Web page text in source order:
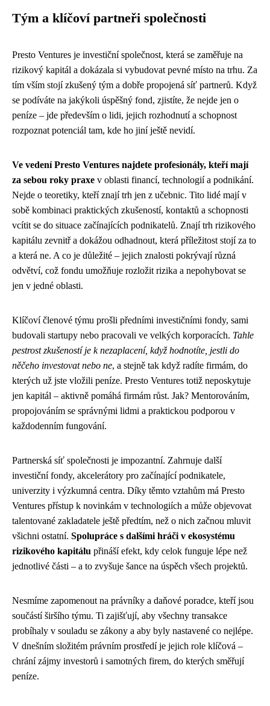
Tým a klíčoví partneři společnosti
Presto Ventures je investiční společnost, která se zaměřuje na
rizikový kapitál a dokázala si vybudovat pevné místo na trhu. Za
tím vším stojí zkušený tým a dobře propojená síť partnerů. Když
se podíváte na jakýkoli úspěšný fond, zjistíte, že nejde jen o
peníze – jde především o lidi, jejich rozhodnutí a schopnost
rozpoznat potenciál tam, kde ho jiní ještě nevidí.
Ve vedení Presto Ventures najdete profesionály, kteří mají
za sebou roky praxe v oblasti financí, technologií a podnikání.
Nejde o teoretiky, kteří znají trh jen z učebnic. Tito lidé mají v
sobě kombinaci praktických zkušeností, kontaktů a schopnosti
vcítit se do situace začínajících podnikatelů. Znají trh rizikového
kapitálu zevnitř a dokážou odhadnout, která příležitost stojí za to
a která ne. A co je důležité – jejich znalosti pokrývají různá
odvětví, což fondu umožňuje rozložit rizika a nepohybovat se
jen v jedné oblasti.
Klíčoví členové týmu prošli předními investičními fondy, sami
budovali startupy nebo pracovali ve velkých korporacích. Tahle
pestrost zkušeností je k nezaplacení, když hodnotíte, jestli do
něčeho investovat nebo ne, a stejně tak když radíte firmám, do
kterých už jste vložili peníze. Presto Ventures totiž neposkytuje
jen kapitál – aktivně pomáhá firmám růst. Jak? Mentorováním,
propojováním se správnými lidmi a praktickou podporou v
každodenním fungování.
Partnerská síť společnosti je impozantní. Zahrnuje další
investiční fondy, akcelerátory pro začínající podnikatele,
univerzity i výzkumná centra. Díky těmto vztahům má Presto
Ventures přístup k novinkám v technologiích a může objevovat
talentované zakladatele ještě předtím, než o nich začnou mluvit
všichni ostatní. Spolupráce s dalšími hráči v ekosystému
rizikového kapitálu přináší efekt, kdy celok funguje lépe než
jednotlivé části – a to zvyšuje šance na úspěch všech projektů.
Nesmíme zapomenout na právníky a daňové poradce, kteří jsou
součástí širšího týmu. Ti zajišťují, aby všechny transakce
probíhaly v souladu se zákony a aby byly nastavené co nejlépe.
V dnešním složitém právním prostředí je jejich role klíčová –
chrání zájmy investorů i samotných firem, do kterých směřují
peníze.